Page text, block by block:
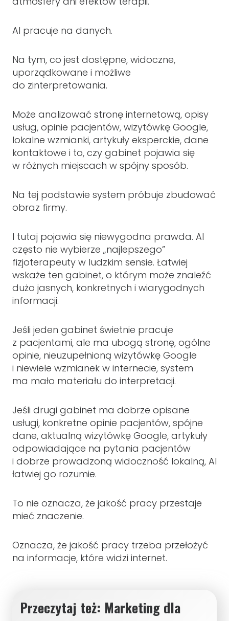
AI pracuje na danych.
Na tym, co jest dostępne, widoczne,
uporządkowane i możliwe
do zinterpretowania.
Może analizować stronę internetową, opisy
usług, opinie pacjentów, wizytówkę Google,
lokalne wzmianki, artykuły eksperckie, dane
kontaktowe i to, czy gabinet pojawia się
w różnych miejscach w spójny sposób.
Na tej podstawie system próbuje zbudować
obraz firmy.
I tutaj pojawia się niewygodna prawda. AI
często nie wybierze „najlepszego”
fizjoterapeuty w ludzkim sensie. Łatwiej
wskaże ten gabinet, o którym może znaleźć
dużo jasnych, konkretnych i wiarygodnych
informacji.
Jeśli jeden gabinet świetnie pracuje
z pacjentami, ale ma ubogą stronę, ogólne
opinie, nieuzupełnioną wizytówkę Google
i niewiele wzmianek w internecie, system
ma mało materiału do interpretacji.
Jeśli drugi gabinet ma dobrze opisane
usługi, konkretne opinie pacjentów, spójne
dane, aktualną wizytówkę Google, artykuły
odpowiadające na pytania pacjentów
i dobrze prowadzoną widoczność lokalną, AI
łatwiej go rozumie.
To nie oznacza, że jakość pracy przestaje
mieć znaczenie.
Oznacza, że jakość pracy trzeba przełożyć
na informacje, które widzi internet.
Przeczytaj też: Marketing dla